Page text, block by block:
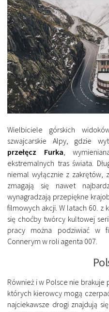
Wielbiciele górskich
szwajcarskie Alpy, gdzie
przełęcz Furka,
ekstremalnych tras świata.
niemal wyłącznie z
zmagają się nawet
wynagradzają przepiękne
filmowych akcji. W latach 60. z
się choćby twórcy kultowej
pracy można podziwiać w
Connerym w roli agenta 007.
Również i w Polsce nie brakuje
których kierowcy mogą
najciekawsze drogi znajdują